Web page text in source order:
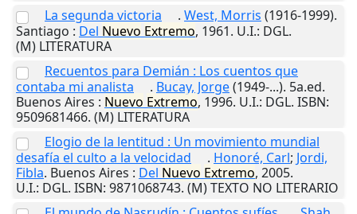
La segunda victoria
. West, Morris (1916-1999).
Santiago : Del Nuevo Extremo, 1961. U.I.: DGL.
(M) LITERATURA
Recuentos para Demián : Los cuentos que
contaba mi analista
. Bucay, Jorge(1949-...). 5a.ed.
Buenos Aires : Nuevo Extremo, 1996. U.I.: DGL. ISBN:
9509681466. (M) LITERATURA
Elogio de la lentitud : Un movimiento mundial
desafía el culto a la velocidad
. Honoré, Carl; Jordi,
Fibla. Buenos Aires : Del Nuevo Extremo, 2005.
U.I.: DGL. ISBN: 9871068743. (M) TEXTO NO LITERARIO